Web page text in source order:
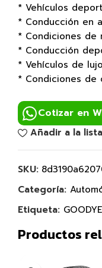
* Vehículos
* Conducción en
* Condiciones de
* Conducción
* Vehículos de lujo
* Condiciones de
Cotizar en
Añadir a la
SKU:
Categoría:
Etiqueta:
Productos